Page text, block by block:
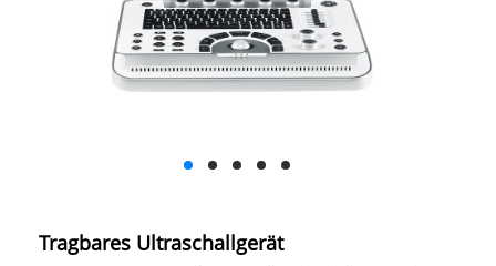
Tragbares Ultraschallgerät